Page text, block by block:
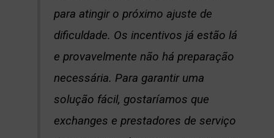
para atingir o próximo ajuste de
dificuldade. Os incentivos já estão lá
e provavelmente não há preparação
necessária. Para garantir uma
solução fácil, gostaríamos que
exchanges e prestadores de serviço